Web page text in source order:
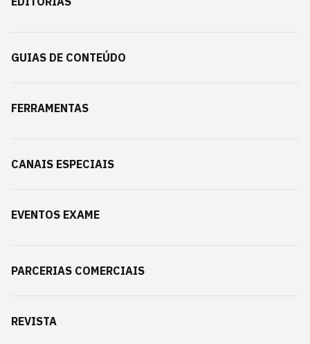
GUIAS DE CONTEÚDO
FERRAMENTAS
CANAIS ESPECIAIS
EVENTOS EXAME
PARCERIAS COMERCIAIS
REVISTA